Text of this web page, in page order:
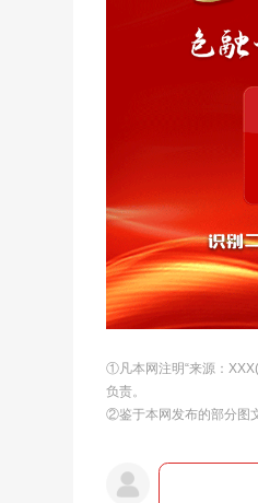
①凡本网注明“来源：
负责。
②鉴于本网发布的部分图